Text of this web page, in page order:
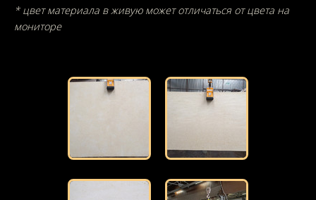
* цвет материала в живую может отличаться от цвета на
мониторе